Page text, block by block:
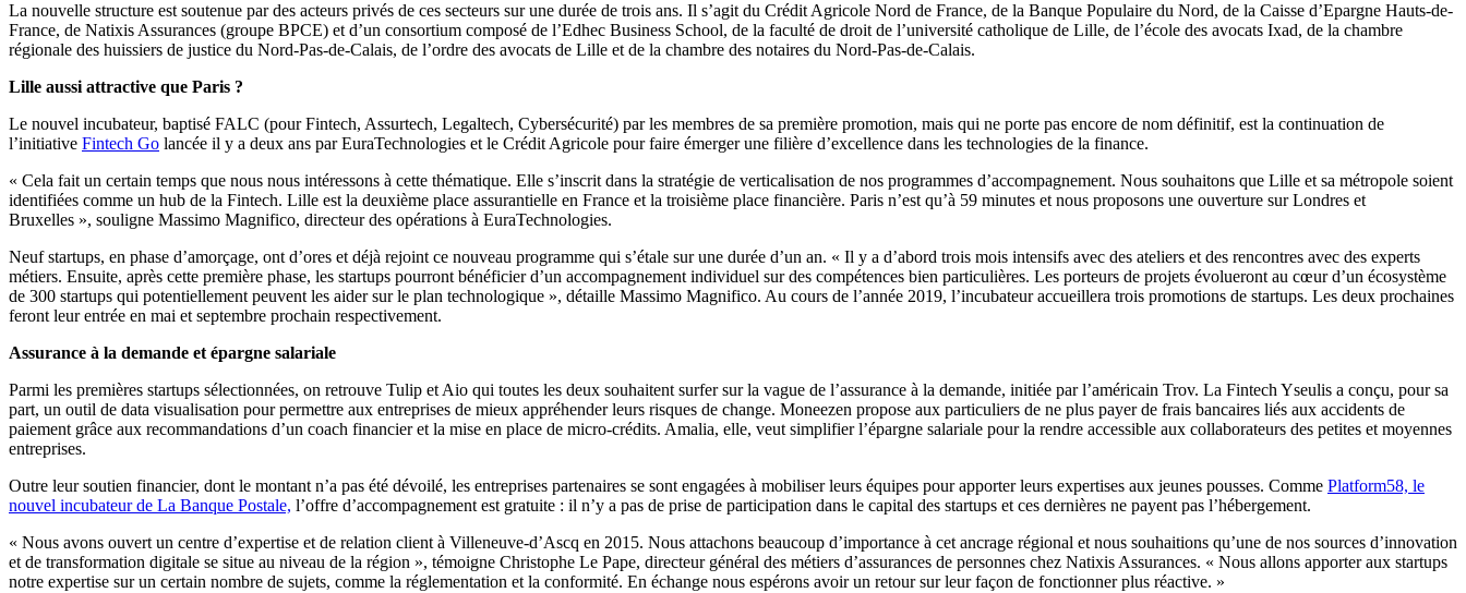
La nouvelle structure est soutenue par des acteurs privés de ces secteurs sur une durée de trois ans. Il s’agit du Crédit Agricole Nord de France, de la Banque Populaire du Nord, de la Caisse d’Epargne Hauts-de-
France, de Natixis Assurances (groupe BPCE) et d’un consortium composé de l’Edhec Business School, de la faculté de droit de l’université catholique de Lille, de l’école des avocats Ixad, de la chambre
régionale des huissiers de justice du Nord-Pas-de-Calais, de l’ordre des avocats de Lille et de la chambre des notaires du Nord-Pas-de-Calais.
Lille aussi attractive que Paris ?
Le nouvel incubateur, baptisé FALC (pour Fintech, Assurtech, Legaltech, Cybersécurité) par les membres de sa première promotion, mais qui ne porte pas encore de nom définitif, est la continuation de
l’initiative Fintech Go lancée il y a deux ans par EuraTechnologies et le Crédit Agricole pour faire émerger une filière d’excellence dans les technologies de la finance.
« Cela fait un certain temps que nous nous intéressons à cette thématique. Elle s’inscrit dans la stratégie de verticalisation de nos programmes d’accompagnement. Nous souhaitons que Lille et sa métropole soient
identifiées comme un hub de la Fintech. Lille est la deuxième place assurantielle en France et la troisième place financière. Paris n’est qu’à 59 minutes et nous proposons une ouverture sur Londres et
Bruxelles », souligne Massimo Magnifico, directeur des opérations à EuraTechnologies.
Neuf startups, en phase d’amorçage, ont d’ores et déjà rejoint ce nouveau programme qui s’étale sur une durée d’un an. « Il y a d’abord trois mois intensifs avec des ateliers et des rencontres avec des experts
métiers. Ensuite, après cette première phase, les startups pourront bénéficier d’un accompagnement individuel sur des compétences bien particulières. Les porteurs de projets évolueront au cœur d’un écosystème
de 300 startups qui potentiellement peuvent les aider sur le plan technologique », détaille Massimo Magnifico. Au cours de l’année 2019, l’incubateur accueillera trois promotions de startups. Les deux prochaines
feront leur entrée en mai et septembre prochain respectivement.
Assurance à la demande et épargne salariale
Parmi les premières startups sélectionnées, on retrouve Tulip et Aio qui toutes les deux souhaitent surfer sur la vague de l’assurance à la demande, initiée par l’américain Trov. La Fintech Yseulis a conçu, pour sa
part, un outil de data visualisation pour permettre aux entreprises de mieux appréhender leurs risques de change. Moneezen propose aux particuliers de ne plus payer de frais bancaires liés aux accidents de
paiement grâce aux recommandations d’un coach financier et la mise en place de micro-crédits. Amalia, elle, veut simplifier l’épargne salariale pour la rendre accessible aux collaborateurs des petites et moyennes
entreprises.
Outre leur soutien financier, dont le montant n’a pas été dévoilé, les entreprises partenaires se sont engagées à mobiliser leurs équipes pour apporter leurs expertises aux jeunes pousses. Comme Platform58, le
nouvel incubateur de La Banque Postale, l’offre d’accompagnement est gratuite : il n’y a pas de prise de participation dans le capital des startups et ces dernières ne payent pas l’hébergement.
« Nous avons ouvert un centre d’expertise et de relation client à Villeneuve-d’Ascq en 2015. Nous attachons beaucoup d’importance à cet ancrage régional et nous souhaitions qu’une de nos sources d’innovation
et de transformation digitale se situe au niveau de la région », témoigne Christophe Le Pape, directeur général des métiers d’assurances de personnes chez Natixis Assurances. « Nous allons apporter aux startups
notre expertise sur un certain nombre de sujets, comme la réglementation et la conformité. En échange nous espérons avoir un retour sur leur façon de fonctionner plus réactive. »